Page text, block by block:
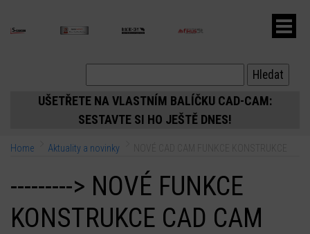
UŠETŘETE NA VLASTNÍM BALÍČKU CAD-CAM:
SESTAVTE SI HO JEŠTĚ DNES!
Home Aktuality a novinky
---------> NOVÉ FUNKCE
KONSTRUKCE CAD CAM